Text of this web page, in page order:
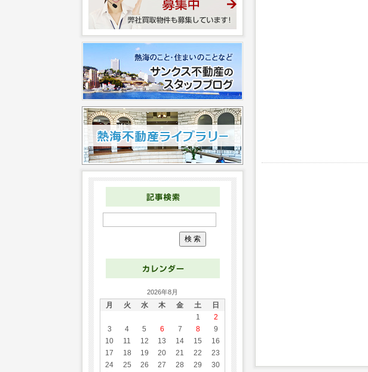
2026年8月
月 火 水 木 金 土 日
1
2
3
4 5 6 7 8
9
10
11 12 13 14 15
16
17
18 19 20 21 22
23
24
25 26 27 28 29
30